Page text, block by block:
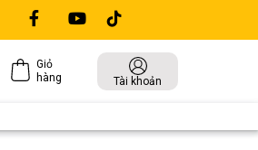
Giỏ
hàng
Tài khoản